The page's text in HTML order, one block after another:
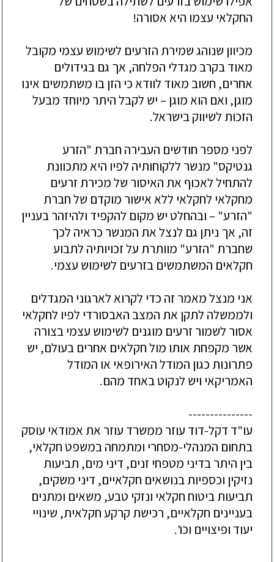
החקלאי עצמו היא אסורה!
מכיוון שנוהג שמירת הזרעים לשימוש עצמי מקובל
מאוד בקרב מגדלי הפלחה, אך גם בגידולים
אחרים, חשוב מאוד לוודא כי הזן בו משתמשים אינו
מוגן, ואם הוא מוגן – יש לקבל היתר מיוחד מבעל
הזכות לשיווק בישראל.
לפני מספר חודשים העבירה חברת "הזרע
גנטיקס" מנשר ללקוחותיה לפיו היא מתכוונת
להתחיל לאכוף את האיסור של מכירת זרעים
מחקלאי לחקלאי ללא אישור מוקדם של חברת
"הזרע" – ובהחלט יש מקום להקפיד ולהיזהר בעניין
זה, אך ניתן גם לנצל את המנשר כראיה לכך
שחברת "הזרע" מוותרת על זכויותיה לתבוע
חקלאים המשתמשים בזרעים לשימוש עצמי.
אני מנצל מאמר זה כדי לקרוא לארגוני המגדלים
ולממשלה לתקן את המצב האבסורדי לפיו לחקלאי
אסור לשמור זרעים מוגנים לשימוש עצמי בצורה
אשר מקפחת אותו מול חקלאים אחרים בעולם, יש
פתרונות כגון המודל האירופאי או המודל
האמריקאי ויש לנקוט באחד מהם.
---------------
עו"ד דקל-דוד עוזר ממשרד עוזר את אמודאי עוסק
בתחום המנהלי-מסחרי ומתמחה במשפט חקלאי,
בין היתר בדיני מטפחי זנים, דיני מים, תביעות
נזיקין וכספיות בנושאים חקלאיים, דיני משקים,
תביעות ביטוח חקלאי ונזקי טבע, משאים ומתנים
בעניינים חקלאיים, רכישת קרקע חקלאית, שינויי
יעוד ופיצויים וכו'.